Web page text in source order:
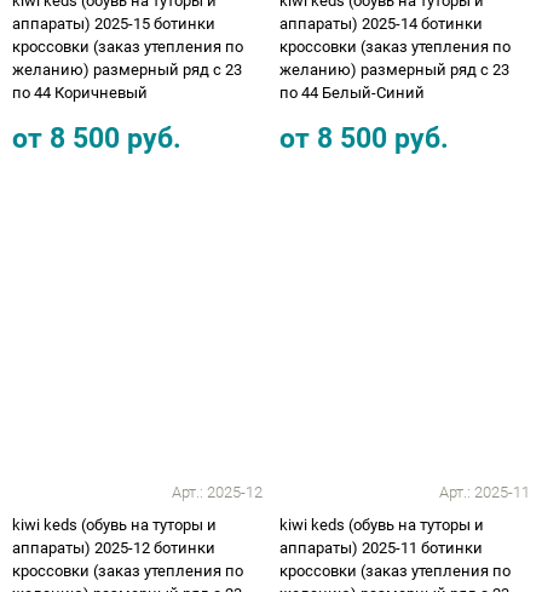
аппараты) 2025-15 ботинки
кроссовки (заказ утепления по
желанию) размерный ряд с 23
по 44 Коричневый
от 8 500 руб.
аппараты) 2025-14 ботинки
кроссовки (заказ утепления по
желанию) размерный ряд с 23
по 44 Белый-Синий
от 8 500 руб.
Арт.: 2025-12
kiwi keds (обувь на туторы и
аппараты) 2025-12 ботинки
кроссовки (заказ утепления по
Арт.: 2025-11
kiwi keds (обувь на туторы и
аппараты) 2025-11 ботинки
кроссовки (заказ утепления по